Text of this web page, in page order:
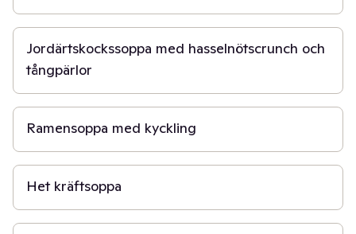
40 min
Jordärtskockssoppa med hasselnötscrunch och
tångpärlor
45 min
Ramensoppa med kyckling
20 min
Het kräftsoppa
30 min